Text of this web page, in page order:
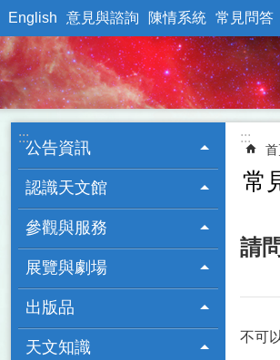
English 意見與諮詢 陳情系統 常見問答
:::
公告資訊
認識天文館
參觀與服務
展覽與劇場
出版品
天文知識
:::
常
請
不可